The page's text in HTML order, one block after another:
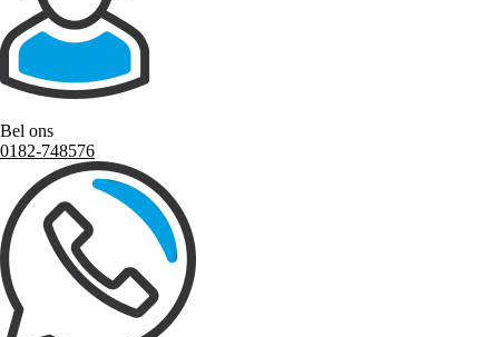
Bel ons
0182-748576